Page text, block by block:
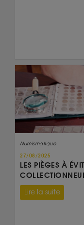
Numismatique
27/08/2025
LES PIÈGES À
Lire la suite